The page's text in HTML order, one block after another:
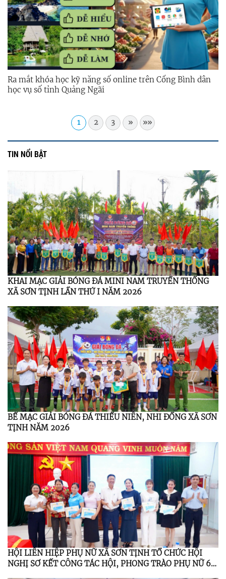
Ra mắt khóa học kỹ năng số online trên Cổng Bình dân
học vụ số tỉnh Quảng Ngãi
1 2 3 » »»
TIN NỔI BẬT
KHAI MẠC GIẢI BÓNG ĐÁ MINI NAM TRUYỀN THỐNG
XÃ SƠN TỊNH LẦN THỨ I NĂM 2026
BẾ MẠC GIẢI BÓNG ĐÁ THIẾU NIÊN, NHI ĐỒNG XÃ SƠN
TỊNH NĂM 2026
HỘI LIÊN HIỆP PHỤ NỮ XÃ SƠN TỊNH TỔ CHỨC HỘI
NGHỊ SƠ KẾT CÔNG TÁC HỘI, PHONG TRÀO PHỤ NỮ 6